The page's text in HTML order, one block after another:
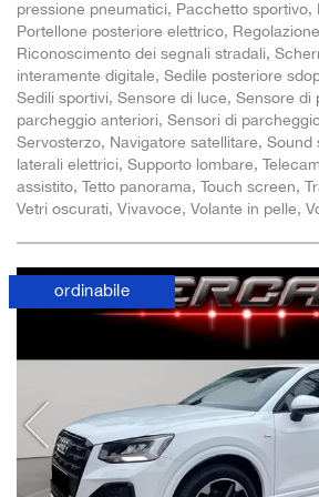
pressione pneumatici, Pacchetto sportivo,
Portellone posteriore elettrico,
Riconoscimento dei segnali stradali,
interamente digitale, Sedile posteriore
Sedili sportivi, Sensore di luce, Sensore di
parcheggio anteriori, Sensori di
Servosterzo, Navigatore satellitare, Sound
laterali elettrici, Supporto lombare,
assistito, Tetto panorama, Touch screen,
Vetri oscurati, Vivavoce, Volante in pelle,
ordinabile